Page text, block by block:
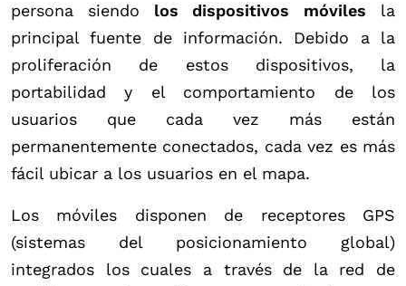
persona siendo los dispositivos móviles la
principal fuente de información. Debido a la
proliferación de estos dispositivos, la
portabilidad y el comportamiento de los
usuarios que cada vez más están
permanentemente conectados, cada vez es más
fácil ubicar a los usuarios en el mapa.
Los móviles disponen de receptores GPS
(sistemas del posicionamiento global)
integrados los cuales a través de la red de